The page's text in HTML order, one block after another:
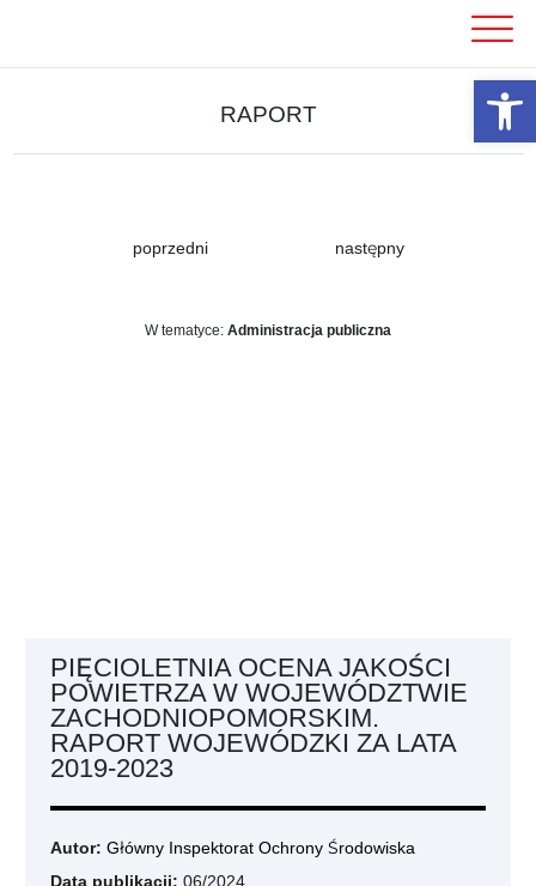
RAPORT
poprzedni następny
W tematyce: Administracja publiczna
PIĘCIOLETNIA OCENA JAKOŚCI
POWIETRZA W WOJEWÓDZTWIE
ZACHODNIOPOMORSKIM.
RAPORT WOJEWÓDZKI ZA LATA
2019-2023
Autor: Główny Inspektorat Ochrony Środowiska
Data publikacji: 06/2024